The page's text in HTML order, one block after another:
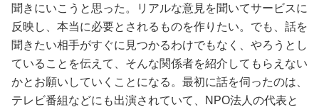
聞きにいこうと思った。リアルな意見を聞いてサービスに
反映し、本当に必要とされるものを作りたい。でも、話を
聞きたい相手がすぐに見つかるわけでもなく、やろうとし
ていることを伝えて、そんな関係者を紹介してもらえない
かとお願いしていくことになる。最初に話を伺ったのは、
テレビ番組などにも出演されていて、NPO法人の代表と